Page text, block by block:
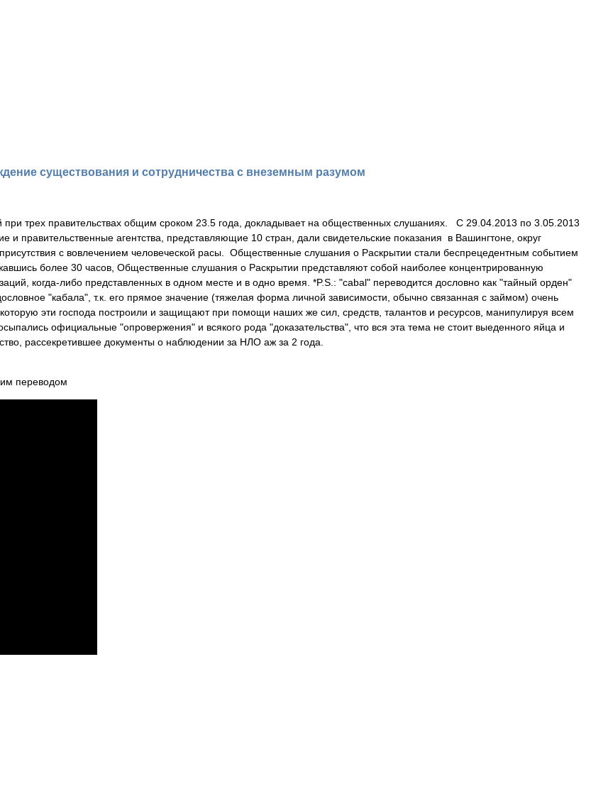
существования и сотрудничества с внеземным разумом
трех правительствах общим сроком 23.5 года, докладывает на общественных слушаниях. С 29.04.2013 по 3.05.2013
правительственные агентства, представляющие 10 стран, дали свидетельские показания в Вашингтоне, округ
с вовлечением человеческой расы. Общественные слушания о Раскрытии стали беспрецедентным событием
более 30 часов, Общественные слушания о Раскрытии представляют собой наиболее концентрированную
когда-либо представленных в одном месте и в одно время. *P.S.: "cabal" переводится дословно как "тайный орден"
"кабала", т.к. его прямое значение (тяжелая форма личной зависимости, обычно связанная с займом) очень
эти господа построили и защищают при помощи наших же сил, средств, талантов и ресурсов, манипулируя всем
официальные "опровержения" и всякого рода "доказательства", что вся эта тема не стоит выеденного яйца и
рассекретившее документы о наблюдении за НЛО аж за 2 года.
переводом